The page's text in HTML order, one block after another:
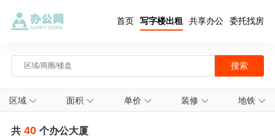
首页 写字楼出租 共享办公 委托找房
区域 面积 单价 装修 地铁
共 40 个办公大厦